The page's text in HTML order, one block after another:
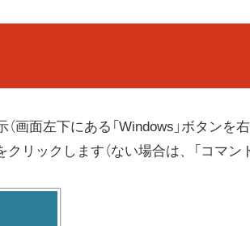
画面左下にある「Windows」ボタンを
をクリックします（ない場合は、「コマン